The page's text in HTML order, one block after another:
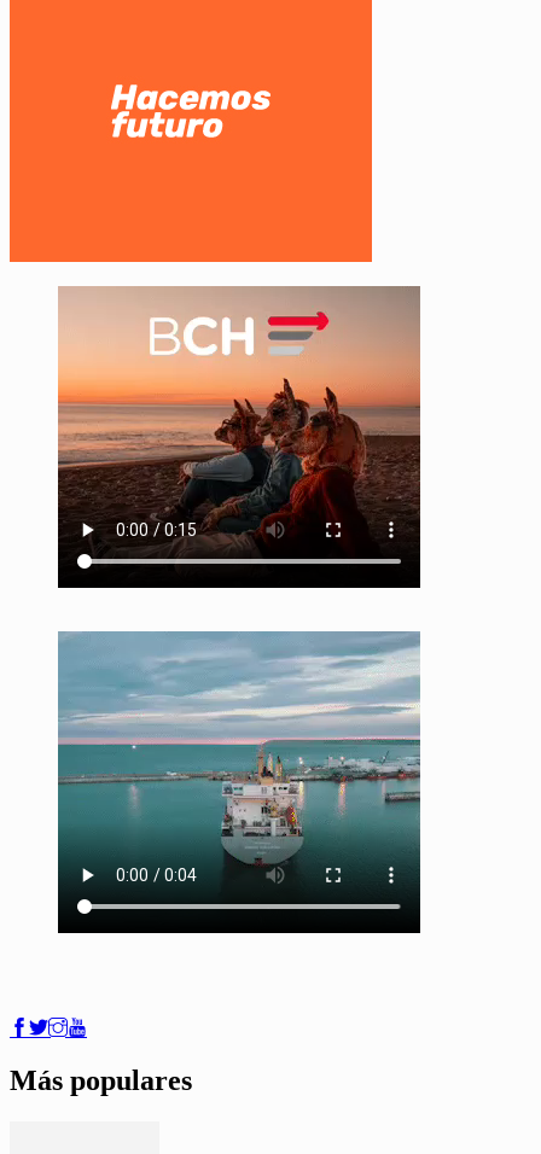
Más populares